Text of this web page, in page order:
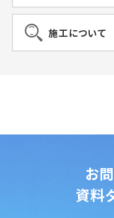
施工について
お
資料